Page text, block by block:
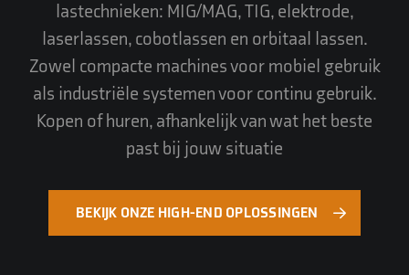
lastechnieken: MIG/MAG, TIG, elektrode,
laserlassen, cobotlassen en orbitaal lassen.
Zowel compacte machines voor mobiel gebruik
als industriële systemen voor continu gebruik.
Kopen of huren, afhankelijk van wat het beste
past bij jouw situatie
BEKIJK ONZE HIGH-END OPLOSSINGEN